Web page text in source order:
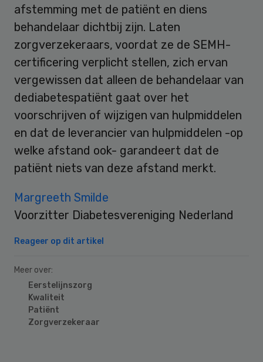
afstemming met de patiënt en diens
behandelaar dichtbij zijn. Laten
zorgverzekeraars, voordat ze de SEMH-
certificering verplicht stellen, zich ervan
vergewissen dat alleen de behandelaar van
dediabetespatiënt gaat over het
voorschrijven of wijzigen van hulpmiddelen
en dat de leverancier van hulpmiddelen -op
welke afstand ook- garandeert dat de
patiënt niets van deze afstand merkt.
Margreeth Smilde
Voorzitter Diabetesvereniging Nederland
Reageer op dit artikel
Meer over:
Eerstelijnszorg
Kwaliteit
Patiënt
Zorgverzekeraar